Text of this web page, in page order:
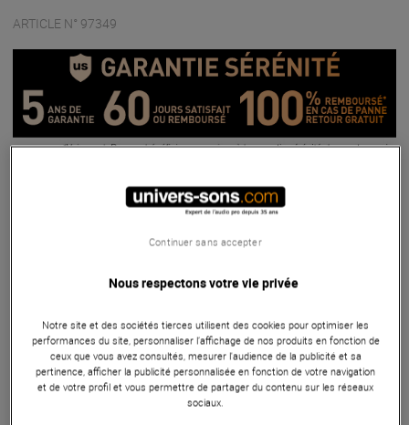
ARTICLE N° 97349
Autres Caractéristiques | Présentation
Présentation
Caracteristiques
Nous respectons votre vie privée
Notre site et des sociétés tierces utilisent des cookies pour optimiser les
performances du site, personnaliser l’affichage de nos produits en fonction de
ceux que vous avez consultés, mesurer l'audience de la publicité et sa
pertinence, afficher la publicité personnalisée en fonction de votre navigation
et de votre profil et vous permettre de partager du contenu sur les réseaux
sociaux.
Continuer sans accepter